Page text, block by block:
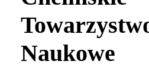
Naukowe